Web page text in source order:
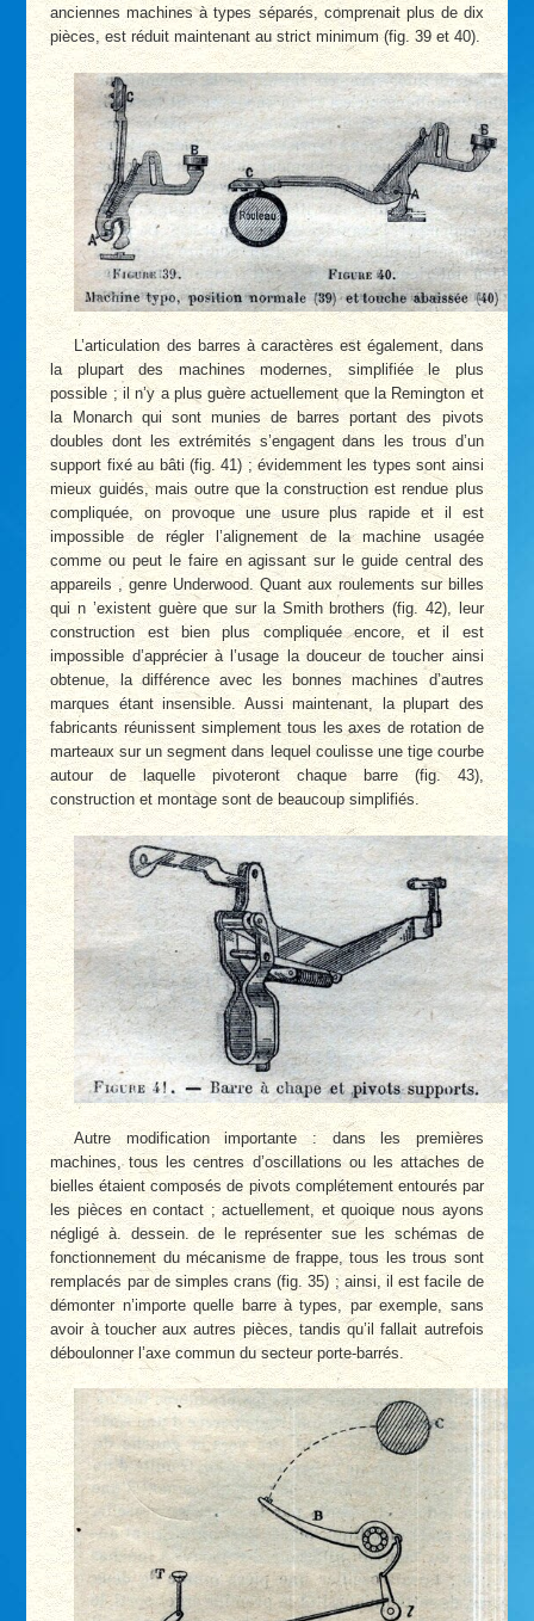
anciennes machines à types séparés, comprenait plus de dix
pièces, est réduit maintenant au strict minimum (fig. 39 et 40).
L’articulation des barres à caractères est également, dans
la plupart des machines modernes, simplifiée le plus
possible ; il n’y a plus guère actuellement que la Remington et
la Monarch qui sont munies de barres portant des pivots
doubles dont les extrémités s’engagent dans les trous d’un
support fixé au bâti (fig. 41) ; évidemment les types sont ainsi
mieux guidés, mais outre que la construction est rendue plus
compliquée, on provoque une usure plus rapide et il est
impossible de régler l’alignement de la machine usagée
comme ou peut le faire en agissant sur le guide central des
appareils , genre Underwood. Quant aux roulements sur billes
qui n ’existent guère que sur la Smith brothers (fig. 42), leur
construction est bien plus compliquée encore, et il est
impossible d’apprécier à l’usage la douceur de toucher ainsi
obtenue, la différence avec les bonnes machines d’autres
marques étant insensible. Aussi maintenant, la plupart des
fabricants réunissent simplement tous les axes de rotation de
marteaux sur un segment dans lequel coulisse une tige courbe
autour de laquelle pivoteront chaque barre (fig. 43),
construction et montage sont de beaucoup simplifiés.
Autre modification importante : dans les premières
machines, tous les centres d’oscillations ou les attaches de
bielles étaient composés de pivots complétement entourés par
les pièces en contact ; actuellement, et quoique nous ayons
négligé à. dessein. de le représenter sue les schémas de
fonctionnement du mécanisme de frappe, tous les trous sont
remplacés par de simples crans (fig. 35) ; ainsi, il est facile de
démonter n’importe quelle barre à types, par exemple, sans
avoir à toucher aux autres pièces, tandis qu’il fallait autrefois
déboulonner l’axe commun du secteur porte-barrés.